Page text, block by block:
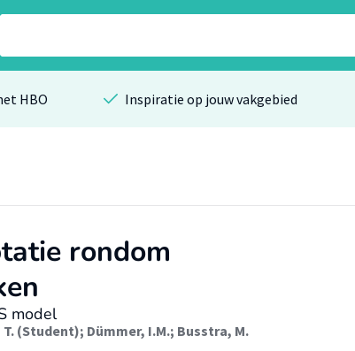
HBO Inspiratie op jouw vakgebied
rondom
model
(Student); Dümmer, I.M.; Busstra, M.